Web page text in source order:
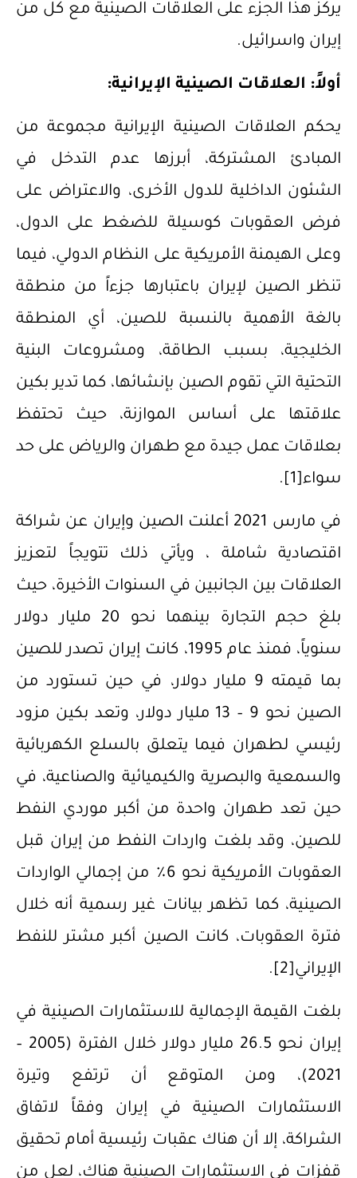
يركز هذا الجزء على العلاقات الصينية مع كل من
إيران واسرائيل.
‌أولاً: العلاقات الصينية الإيرانية:
يحكم العلاقات الصينية الإيرانية مجموعة من
المبادئ المشتركة، أبرزها عدم التدخل في
الشئون الداخلية للدول الأخرى، والاعتراض على
فرض العقوبات كوسيلة للضغط على الدول،
وعلى الهيمنة الأمريكية على النظام الدولي، فيما
تنظر الصين لإيران باعتبارها جزءاً من منطقة
بالغة الأهمية بالنسبة للصين، أي المنطقة
الخليجية، بسبب الطاقة، ومشروعات البنية
التحتية التي تقوم الصين بإنشائها، كما تدير بكين
علاقتها على أساس الموازنة، حيث تحتفظ
بعلاقات عمل جيدة مع طهران والرياض على حد
سواء[1]
.
في مارس 2021 أعلنت الصين وإيران عن شراكة
اقتصادية شاملة ، ويأتي ذلك تتويجاً لتعزيز
العلاقات بين الجانبين في السنوات الأخيرة، حيث
بلغ حجم التجارة بينهما نحو 20 مليار دولار
سنوياً، فمنذ عام 1995، كانت إيران تصدر للصين
بما قيمته 9 مليار دولار، في حين تستورد من
الصين نحو 9 – 13 مليار دولار، وتعد بكين مزود
رئيسي لطهران فيما يتعلق بالسلع الكهربائية
والسمعية والبصرية والكيميائية والصناعية، في
حين تعد طهران واحدة من أكبر موردي النفط
للصين، وقد بلغت واردات النفط من إيران قبل
العقوبات الأمريكية نحو 6٪ من إجمالي الواردات
الصينية، كما تظهر بيانات غير رسمية أنه خلال
فترة العقوبات، كانت الصين أكبر مشتر للنفط
الإيراني[2]
.
‌بلغت القيمة الإجمالية للاستثمارات الصينية في
إيران نحو 26.5 مليار دولار خلال الفترة (2005 –
2021)، ومن المتوقع أن ترتفع وتيرة
الاستثمارات الصينية في إيران وفقاً لاتفاق
الشراكة، إلا أن هناك عقبات رئيسية أمام تحقيق
قفزات في الاستثمارات الصينية هناك، لعل من